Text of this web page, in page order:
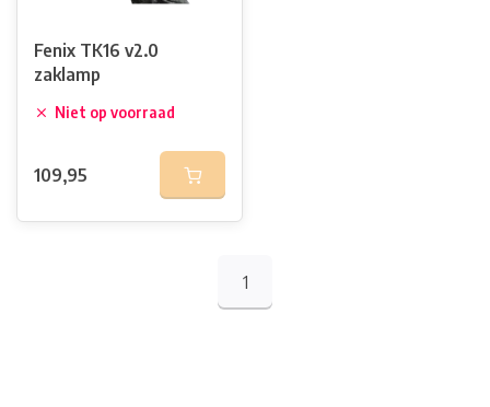
Fenix TK16 v2.0
zaklamp
Niet op voorraad
109,95
1